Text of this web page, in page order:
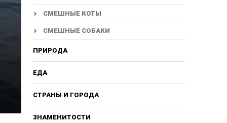
СМЕШНЫЕ КОТЫ
СМЕШНЫЕ СОБАКИ
ПРИРОДА
ЕДА
СТРАНЫ И ГОРОДА
ЗНАМЕНИТОСТИ